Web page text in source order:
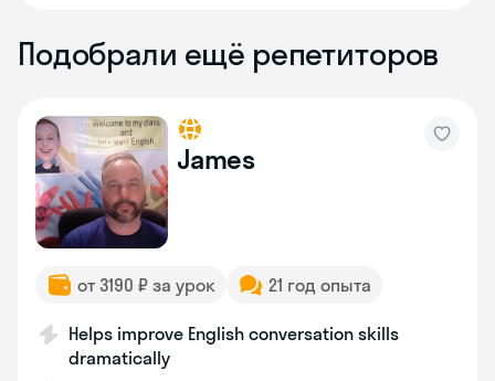
Подобрали ещё репетиторов
James
от 3190 ₽ за урок 21 год опыта
Helps improve English conversation skills
dramatically